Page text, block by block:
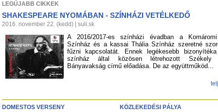
LEGÚJABB CIKKEK
SHAKESPEARE NYOMÁBAN - SZÍNHÁZI VETÉLKEDŐ
2016. november 22. (kedd) | suli.sk
A 2016/2017-es színházi évadban a
Színház és a kassai Thália Színház szeretné
fűzni kapcsolatát. Ennek legékesebb
színház által közösen létrehozott Székely
Bányavakság című előadása. De az együttműköd...
DOMESTOS VERSENY KÖZLEKEDÉSI PÁLYA